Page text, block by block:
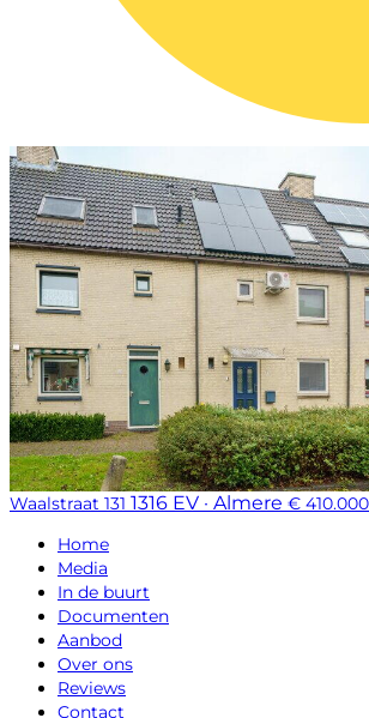
Waalstraat 131 1316 EV · Almere €
Home
Media
In de buurt
Documenten
Aanbod
Over ons
Reviews
Contact